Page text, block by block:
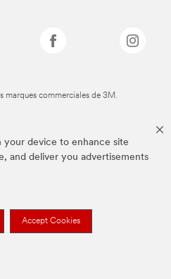
your device to enhance site
and deliver you advertisements
Accept Cookies
marques commerciales de 3M.